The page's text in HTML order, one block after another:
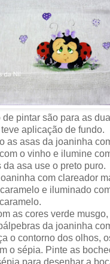
pintar são para as
aplicação de fundo.
as asas da joaninha
o vinho e ilumine
da asa use o preto puro.
com clareador
e iluminado
as cores verde
da joaninha
o contorno dos olhos,
o sépia. Pinte as
para desenhar a